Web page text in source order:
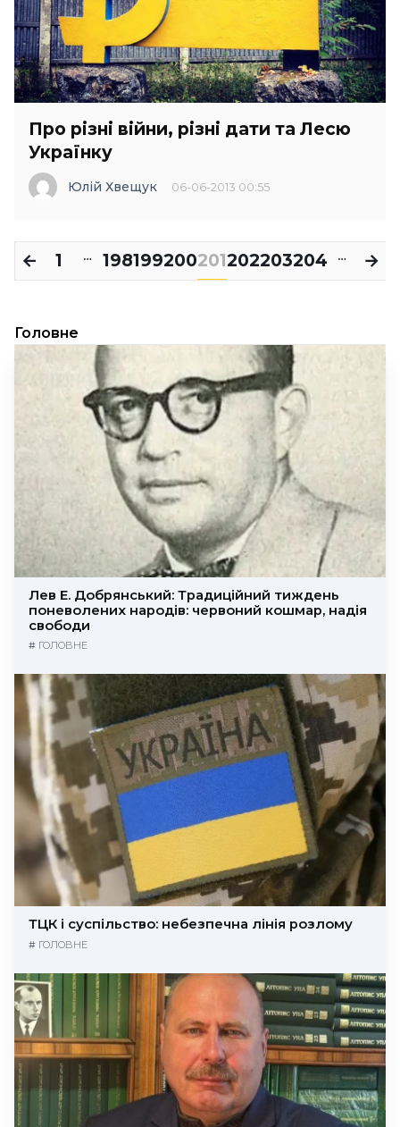
Про різні війни, різні дати та Лесю
Українку
Юлій Хвещук 06-06-2013 00:55
← 1 … 198199200201202203204 … →
Головне
Лев Е. Добрянський: Традиційний тиждень
поневолених народів: червоний кошмар, надія
свободи
# ГОЛОВНЕ
ТЦК і суспільство: небезпечна лінія розлому
# ГОЛОВНЕ